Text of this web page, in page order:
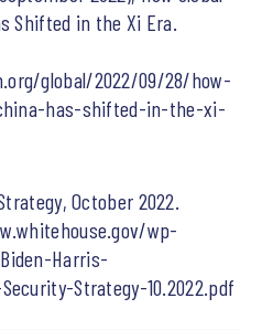
Shifted in the Xi Era.
global/2022/09/28/how-
has-shifted-in-the-xi-
October 2022.
wp-
Harris-
Strategy-10.2022.pdf